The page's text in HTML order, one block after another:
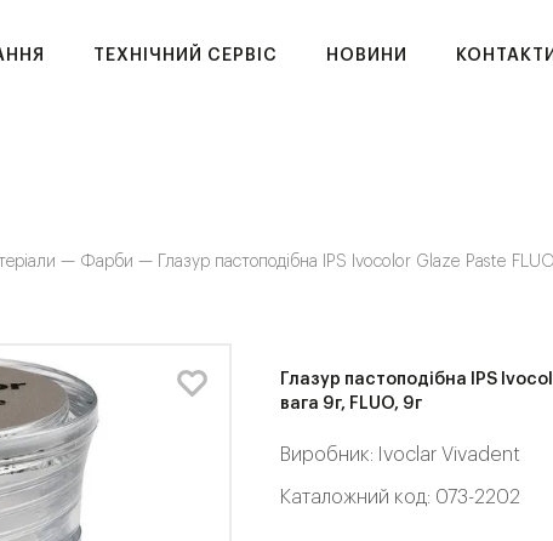
ТЕХНІЧНИЙ СЕРВІС НОВИНИ КОНТАКТИ
— Фарби — Глазур пастоподібна IPS Ivocolor Glaze Paste
Глазур пастоподібна IPS
вага 9г, FLUO, 9г
Виробник: Ivoclar Vivadent
Каталожний код: 073-2202